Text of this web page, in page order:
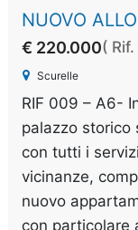
NUOVO
€ 220.000(
Scurelle
RIF 009 – A6-
palazzo storico
con tutti i
vicinanze,
nuovo
con particolare